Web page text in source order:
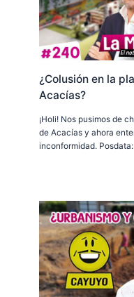
¿Colusión en la
Acacías?
¡Holi! Nos pusimos de
de Acacías y ahora
inconformidad.